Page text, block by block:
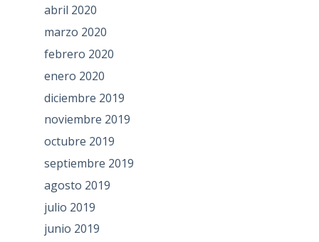
abril 2020
marzo 2020
febrero 2020
enero 2020
diciembre 2019
noviembre 2019
octubre 2019
septiembre 2019
agosto 2019
julio 2019
junio 2019